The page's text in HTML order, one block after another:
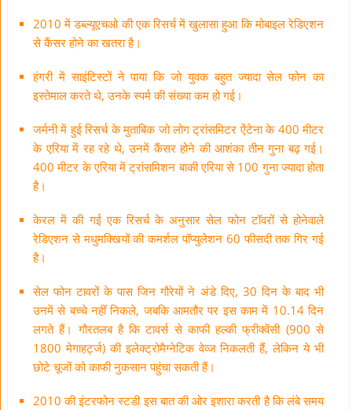
2010 में डब्ल्यूएचओ की एक रिसर्च में खुलासा हुआ कि मोबाइल रेडिएशन
से कैंसर होने का खतरा है।
हंगरी में साइंटिस्टों ने पाया कि जो युवक बहुत ज्यादा सेल फोन का
इस्तेमाल करते थे, उनके स्पर्म की संख्या कम हो गई।
जर्मनी में हुई रिसर्च के मुताबिक जो लोग ट्रांसमिटर ऐंटेना के 400 मीटर
के एरिया में रह रहे थे, उनमें कैंसर होने की आशंका तीन गुना बढ़ गई।
400 मीटर के एरिया में ट्रांसमिशन बाकी एरिया से 100 गुना ज्यादा होता
है।
केरल में की गई एक रिसर्च के अनुसार सेल फोन टॉवरों से होनेवाले
रेडिएशन से मधुमक्खियों की कमर्शल पॉप्युलेशन 60 फीसदी तक गिर गई
है।
सेल फोन टावरों के पास जिन गौरेयों ने अंडे दिए, 30 दिन के बाद भी
उनमें से बच्चे नहीं निकले, जबकि आमतौर पर इस काम में 10.14 दिन
लगते हैं। गौरतलब है कि टावर्स से काफी हल्की फ्रीक्वेंसी (900 से
1800 मेगाहर्ट्ज) की इलेक्ट्रोमैग्नेटिक वेव्ज निकलती हैं, लेकिन ये भी
छोटे चूजों को काफी नुकसान पहुंचा सकती हैं।
2010 की इंटरफोन स्टडी इस बात की ओर इशारा करती है कि लंबे समय